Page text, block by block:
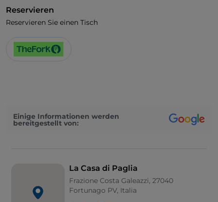
Reservieren
Reservieren Sie einen Tisch
Einige Informationen werden
bereitgestellt von:
La Casa di Paglia
Frazione Costa Galeazzi, 27040
Fortunago PV, Italia